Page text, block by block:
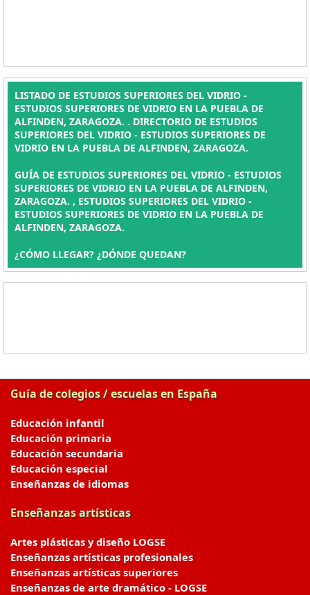
LISTADO DE ESTUDIOS SUPERIORES DEL VIDRIO -
ESTUDIOS SUPERIORES DE VIDRIO EN LA PUEBLA DE
ALFINDEN, ZARAGOZA. . DIRECTORIO DE ESTUDIOS
SUPERIORES DEL VIDRIO - ESTUDIOS SUPERIORES DE
VIDRIO EN LA PUEBLA DE ALFINDEN, ZARAGOZA.
GUÍA DE ESTUDIOS SUPERIORES DEL VIDRIO - ESTUDIOS
SUPERIORES DE VIDRIO EN LA PUEBLA DE ALFINDEN,
ZARAGOZA. , ESTUDIOS SUPERIORES DEL VIDRIO -
ESTUDIOS SUPERIORES DE VIDRIO EN LA PUEBLA DE
ALFINDEN, ZARAGOZA.
¿CÓMO LLEGAR? ¿DÓNDE QUEDAN?
Guía de colegios / escuelas en España
Educación infantil
Educación primaria
Educación secundaria
Educación especial
Enseñanzas de idiomas
Enseñanzas artísticas
Artes plásticas y diseño LOGSE
Enseñanzas artísticas profesionales
Enseñanzas artísticas superiores
Enseñanzas de arte dramático - LOGSE